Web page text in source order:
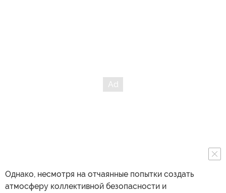
Однако, несмотря на отчаянные попытки создать
атмосферу коллективной безопасности и